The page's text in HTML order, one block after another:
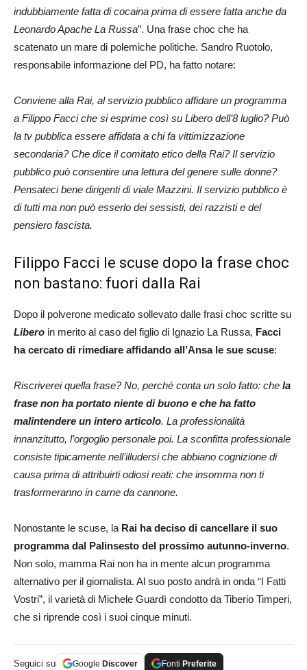
indubbiamente fatta di cocaina prima di essere fatta anche da
Leonardo Apache La Russa”. Una frase choc che ha
scatenato un mare di polemiche politiche. Sandro Ruotolo,
responsabile informazione del PD, ha fatto notare:
Conviene alla Rai, al servizio pubblico affidare un programma
a Filippo Facci che si esprime così su Libero dell’8 luglio? Può
la tv pubblica essere affidata a chi fa vittimizzazione
secondaria? Che dice il comitato etico della Rai? Il servizio
pubblico può consentire una lettura del genere sulle donne?
Pensateci bene dirigenti di viale Mazzini. Il servizio pubblico è
di tutti ma non può esserlo dei sessisti, dei razzisti e del
pensiero fascista.
Filippo Facci le scuse dopo la frase choc
non bastano: fuori dalla Rai
Dopo il polverone medicato sollevato dalle frasi choc scritte su
Libero in merito al caso del figlio di Ignazio La Russa, Facci
ha cercato di rimediare affidando all’Ansa le sue scuse:
Riscriverei quella frase? No, perché conta un solo fatto: che la
frase non ha portato niente di buono e che ha fatto
malintendere un intero articolo. La professionalità
innanzitutto, l’orgoglio personale poi. La sconfitta professionale
consiste tipicamente nell’illudersi che abbiano cognizione di
causa prima di attribuirti odiosi reati: che insomma non ti
trasformeranno in carne da cannone.
Nonostante le scuse, la Rai ha deciso di cancellare il suo
programma dal Palinsesto del prossimo autunno-inverno.
Non solo, mamma Rai non ha in mente alcun programma
alternativo per il giornalista. Al suo posto andrà in onda “I Fatti
Vostri”, il varietà di Michele Guardì condotto da Tiberio Timperi,
che si riprende così i suoi cinque minuti.
Seguici su Google Discover Fonti Preferite